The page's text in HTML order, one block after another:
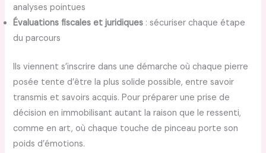
analyses pointues
Évaluations fiscales et juridiques : sécuriser chaque étape
du parcours
Ils viennent s’inscrire dans une démarche où chaque pierre
posée tente d’être la plus solide possible, entre savoir
transmis et savoirs acquis. Pour préparer une prise de
décision en immobilisant autant la raison que le ressenti,
comme en art, où chaque touche de pinceau porte son
poids d’émotions.